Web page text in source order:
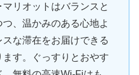
リオットはバランスと
、温かみのある心地よ
な滞在をお届けできる
す。ぐっすりとおやす